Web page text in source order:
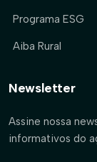
Programa ESG
Aiba Rural
Newsletter
Assine nossa
informativos do